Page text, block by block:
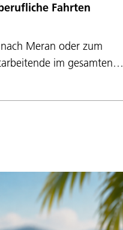
Fahrten
Meran oder zum
im gesamten…